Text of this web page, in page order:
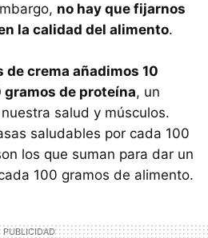
no hay que fijarnos
la calidad del alimento.
de crema añadimos 10
de proteína, un
salud y músculos.
saludables por cada 100
los que suman para dar un
100 gramos de alimento.